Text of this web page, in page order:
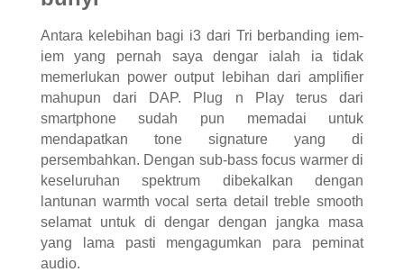
Antara kelebihan bagi i3 dari Tri berbanding iem-
iem yang pernah saya dengar ialah ia tidak
memerlukan power output lebihan dari amplifier
mahupun dari DAP. Plug n Play terus dari
smartphone sudah pun memadai untuk
mendapatkan tone signature yang di
persembahkan. Dengan sub-bass focus warmer di
keseluruhan spektrum dibekalkan dengan
lantunan warmth vocal serta detail treble smooth
selamat untuk di dengar dengan jangka masa
yang lama pasti mengagumkan para peminat
audio.